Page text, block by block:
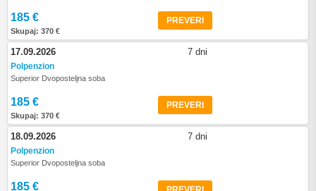
185 €
Skupaj: 370 €
PREVERI
17.09.2026 7 dni
Polpenzion
Superior Dvoposteljna soba
185 €
Skupaj: 370 €
PREVERI
18.09.2026 7 dni
Polpenzion
Superior Dvoposteljna soba
185 €